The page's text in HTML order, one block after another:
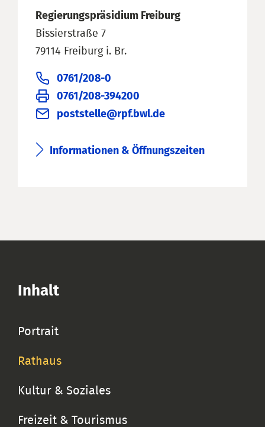
Regierungspräsidium Freiburg
Bissierstraße 7
79114 Freiburg i. Br.
0761/208-0
0761/208-394200
poststelle@rpf.bwl.de
Informationen & Öffnungszeiten
Inhalt
Portrait
Rathaus
Kultur & Soziales
Freizeit & Tourismus